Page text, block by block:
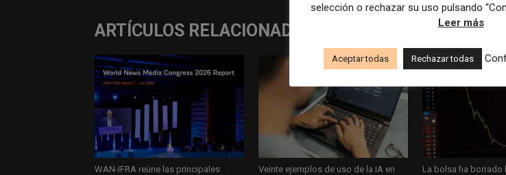
ARTÍCULOS RELACIONADOS
WAN-IFRA reúne las principales
Veinte ejemplos de uso de la IA en
La bolsa ha borrado
selección o rechazar su uso pulsando
Leer más
Aceptar todas Rechazar todas